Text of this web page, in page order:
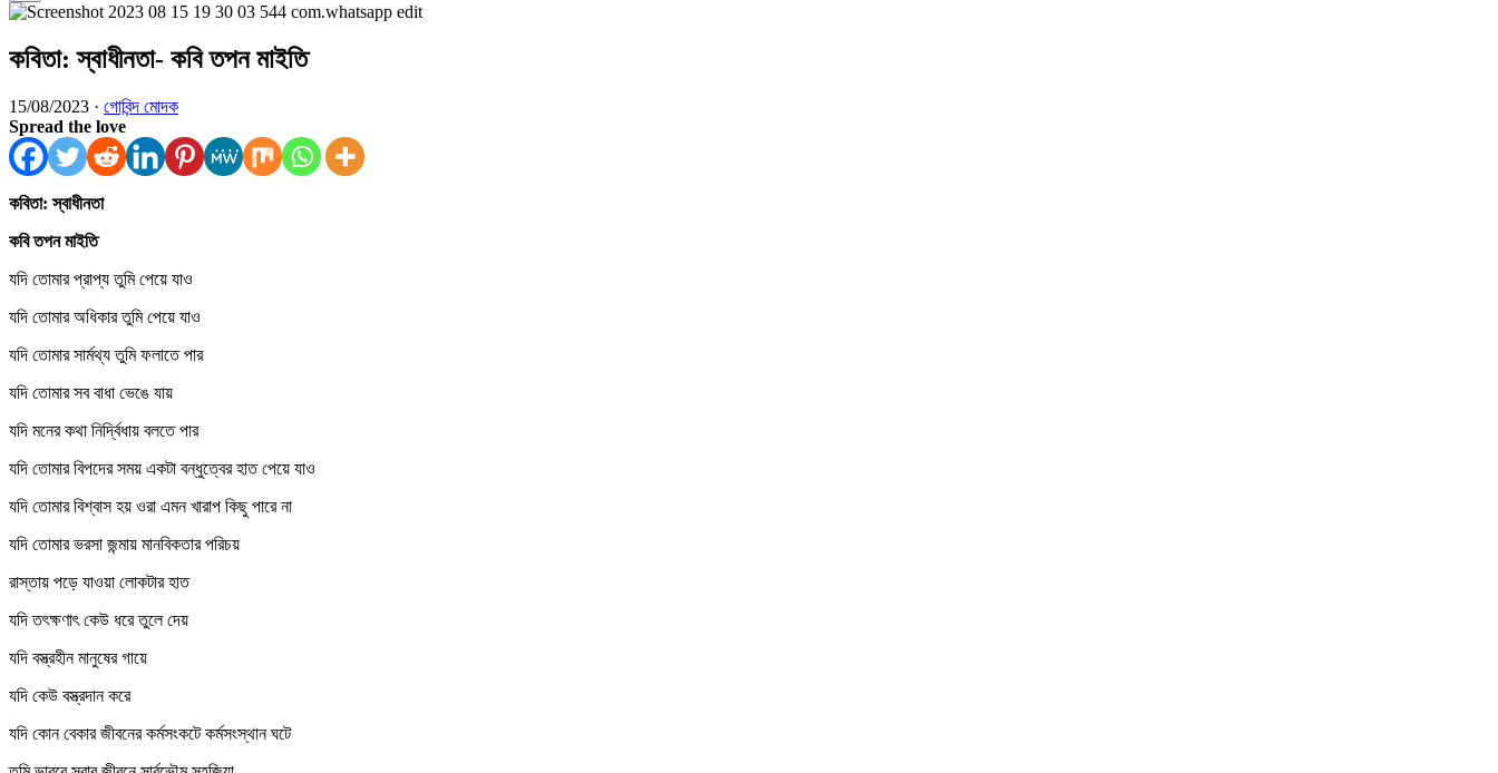
কবিতা: স্বাধীনতা- কবি তপন মাইতি
15/08/2023 · গোবিন্দ মোদক
Spread the love
কবিতা: স্বাধীনতা
কবি তপন মাইতি
যদি তোমার প্রাপ্য তুমি পেয়ে যাও
যদি তোমার অধিকার তুমি পেয়ে যাও
যদি তোমার সার্মথ্য তুমি ফলাতে পার
যদি তোমার সব বাধা ভেঙে যায়
যদি মনের কথা নির্দ্বিধায় বলতে পার
যদি তোমার বিপদের সময় একটা বন্ধুত্বের হাত পেয়ে যাও
যদি তোমার বিশ্বাস হয় ওরা এমন খারাপ কিছু পারে না
যদি তোমার ভরসা জন্মায় মানবিকতার পরিচয়
রাস্তায় পড়ে যাওয়া লোকটার হাত
যদি তৎক্ষণাৎ কেউ ধরে তুলে দেয়
যদি বস্ত্রহীন মানুষের গায়ে
যদি কেউ বস্ত্রদান করে
যদি কোন বেকার জীবনের কর্মসংকটে কর্মসংস্থান ঘটে